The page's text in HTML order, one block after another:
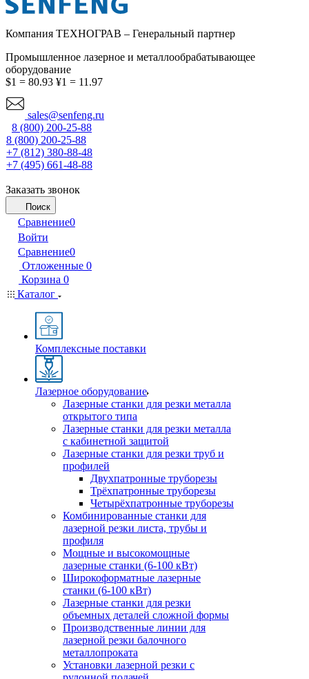
Компания ТЕХНОГРАВ – Генеральный партнер
Промышленное лазерное и металлообрабатывающее
оборудование
$1 = 80.93 ¥1 = 11.97
sales@senfeng.ru
8 (800) 200-25-88
8 (800) 200-25-88
+7 (812) 380-88-48
+7 (495) 661-48-88
Заказать звонок
Поиск
Сравнение0
Войти
Сравнение0
Отложенные 0
Корзина 0
Каталог
Комплексные поставки
Лазерное оборудование
Лазерные станки для резки металла
открытого типа
Лазерные станки для резки металла
с кабинетной защитой
Лазерные станки для резки труб и
профилей
Двухпатронные труборезы
Трёхпатронные труборезы
Четырёхпатронные труборезы
Комбинированные станки для
лазерной резки листа, трубы и
профиля
Мощные и высокомощные
лазерные станки (6-100 кВт)
Широкоформатные лазерные
станки (6-100 кВт)
Лазерные станки для резки
объемных деталей сложной формы
Производственные линии для
лазерной резки балочного
металлопроката
Установки лазерной резки с